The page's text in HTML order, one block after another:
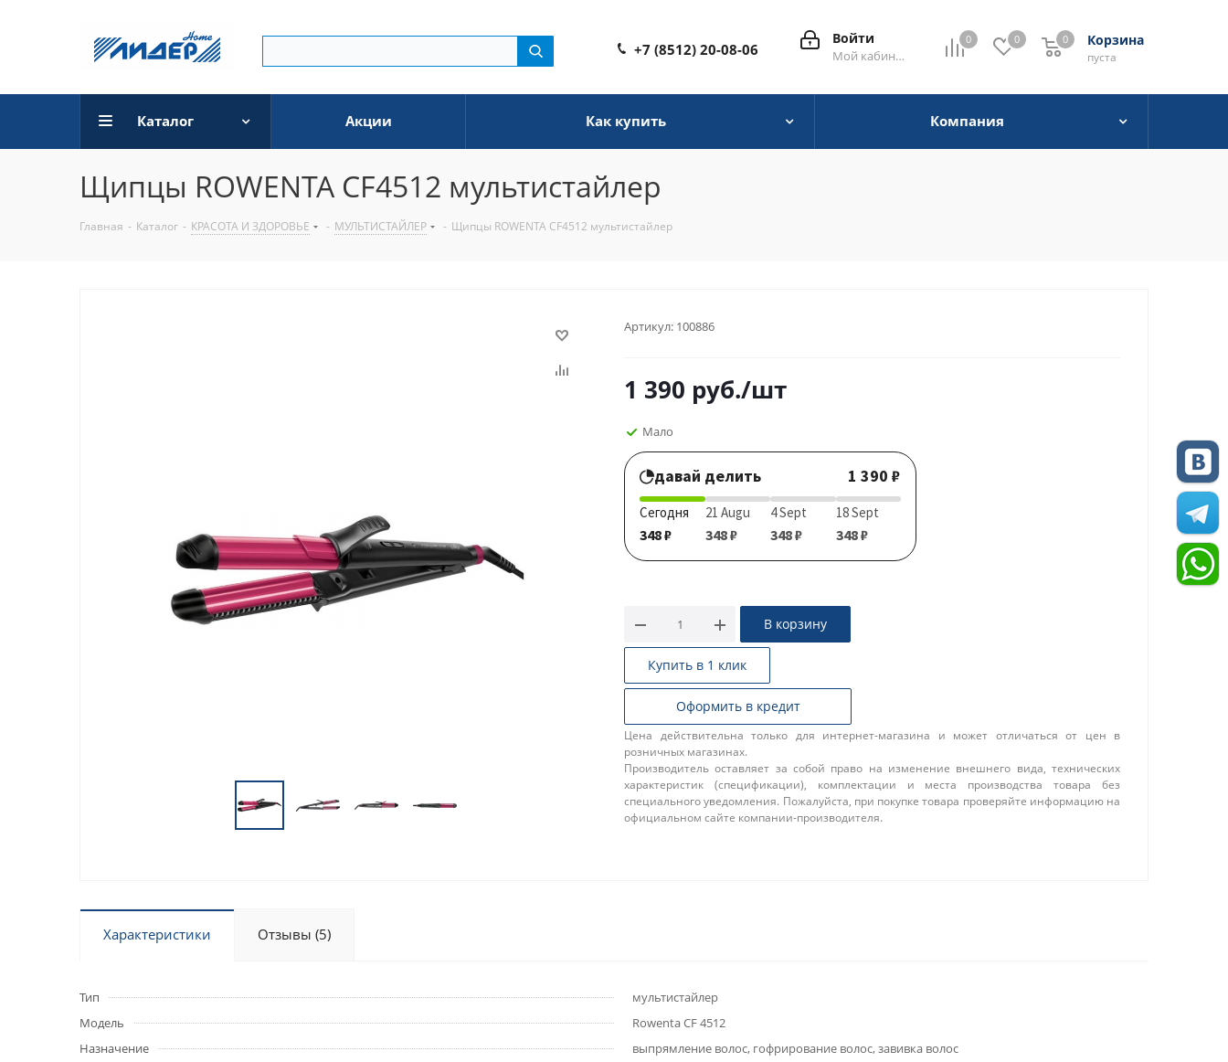
0 0 Корзина
0
пуста
0
Войти
Мой кабинет
+7 (8512) 20-08-06
Каталог Акции Как купить Компания
Щипцы ROWENTA CF4512 мультистайлер
Главная - Каталог - КРАСОТА И ЗДОРОВЬЕ - МУЛЬТИСТАЙЛЕР - Щипцы ROWENTA CF4512 мультистайлер
Артикул: 100886
1 390 руб./шт
Мало
давай делить 1 390 ₽
Сегодня
348 ₽
21 Augu
348 ₽
4 Sept
348 ₽
18 Sept
348 ₽
В корзину
Купить в 1 клик
Оформить в кредит
Цена действительна только для интернет-магазина и может отличаться от цен в
розничных магазинах.
Производитель оставляет за собой право на изменение внешнего вида, технических
характеристик (спецификации), комплектации и места производства товара без
специального уведомления. Пожалуйста, при покупке товара проверяйте информацию на
официальном сайте компании-производителя.
Характеристики Отзывы (5)
Тип
мультистайлер
Модель
Rowenta CF 4512
Назначение
выпрямление волос, гофрирование волос, завивка волос